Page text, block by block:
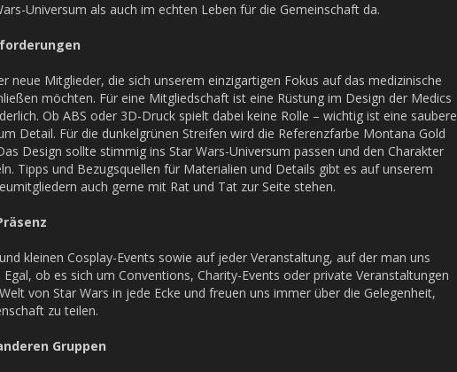
Universum als auch im echten Leben für die Gemeinschaft da.
neue Mitglieder, die sich unserem einzigartigen Fokus auf das medizinische
möchten. Für eine Mitgliedschaft ist eine Rüstung im Design der Medics
Ob ABS oder 3D-Druck spielt dabei keine Rolle – wichtig ist eine saubere
Detail. Für die dunkelgrünen Streifen wird die Referenzfarbe Montana Gold
Design sollte stimmig ins Star Wars-Universum passen und den Charakter
Tipps und Bezugsquellen für Materialien und Details gibt es auf unserem
auch gerne mit Rat und Tat zur Seite stehen.
kleinen Cosplay-Events sowie auf jeder Veranstaltung, auf der man uns
ob es sich um Conventions, Charity-Events oder private Veranstaltungen
von Star Wars in jede Ecke und freuen uns immer über die Gelegenheit,
zu teilen.
Gruppen